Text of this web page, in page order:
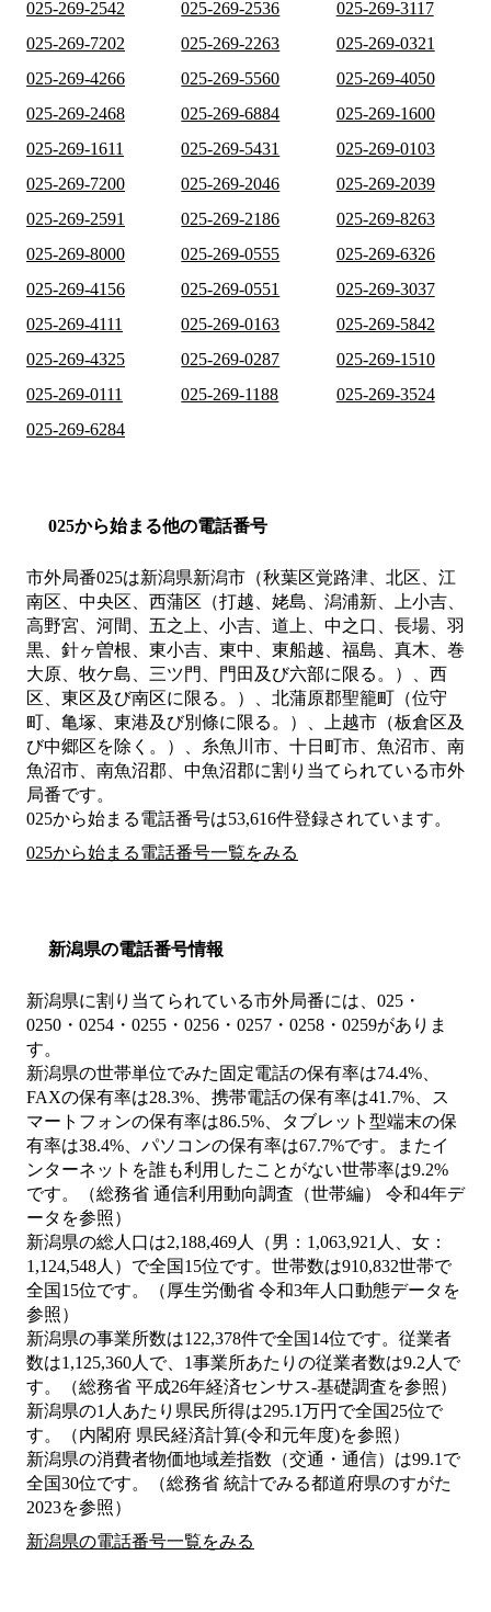
025-269-2542 025-269-2536
025-269-3117
025-269-7202
025-269-2263
025-269-0321
025-269-4266
025-269-5560
025-269-4050
025-269-2468
025-269-6884
025-269-1600
025-269-1611
025-269-5431
025-269-0103
025-269-7200
025-269-2046
025-269-2039
025-269-2591
025-269-2186
025-269-8263
025-269-8000
025-269-0555
025-269-6326
025-269-4156
025-269-0551
025-269-3037
025-269-4111
025-269-0163
025-269-5842
025-269-4325
025-269-0287
025-269-1510
025-269-0111
025-269-1188
025-269-3524
025-269-6284
025から始まる他の電話番号
市外局番025は新潟県新潟市（秋葉区覚路津、北区、江
南区、中央区、西蒲区（打越、姥島、潟浦新、上小吉、
高野宮、河間、五之上、小吉、道上、中之口、長場、羽
黒、針ヶ曽根、東小吉、東中、東船越、福島、真木、巻
大原、牧ケ島、三ツ門、門田及び六部に限る。）、西
区、東区及び南区に限る。）、北蒲原郡聖籠町（位守
町、亀塚、東港及び別條に限る。）、上越市（板倉区及
び中郷区を除く。）、糸魚川市、十日町市、魚沼市、南
魚沼市、南魚沼郡、中魚沼郡に割り当てられている市外
局番です。
025から始まる電話番号は53,616件登録されています。
025から始まる電話番号一覧をみる
新潟県の電話番号情報
新潟県に割り当てられている市外局番には、025・
0250・0254・0255・0256・0257・0258・0259がありま
す。
新潟県の世帯単位でみた固定電話の保有率は74.4%、
FAXの保有率は28.3%、携帯電話の保有率は41.7%、ス
マートフォンの保有率は86.5%、タブレット型端末の保
有率は38.4%、パソコンの保有率は67.7%です。またイ
ンターネットを誰も利用したことがない世帯率は9.2%
です。（総務省 通信利用動向調査（世帯編） 令和4年デ
ータを参照）
新潟県の総人口は2,188,469人（男：1,063,921人、女：
1,124,548人）で全国15位です。世帯数は910,832世帯で
全国15位です。（厚生労働省 令和3年人口動態データを
参照）
新潟県の事業所数は122,378件で全国14位です。従業者
数は1,125,360人で、1事業所あたりの従業者数は9.2人で
す。（総務省 平成26年経済センサス‐基礎調査を参照）
新潟県の1人あたり県民所得は295.1万円で全国25位で
す。（内閣府 県民経済計算(令和元年度)を参照）
新潟県の消費者物価地域差指数（交通・通信）は99.1で
全国30位です。（総務省 統計でみる都道府県のすがた
2023を参照）
新潟県の電話番号一覧をみる